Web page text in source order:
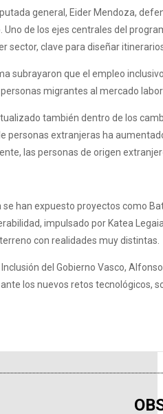
general, Eider Mendoza,
Uno de los ejes centrales del
sector, clave para diseñar
subrayaron que el empleo
migrantes al mercado
también dentro de los
personas extranjeras ha
las personas de origen
han expuesto proyectos como
impulsado por Katea
con realidades muy distintas.
del Gobierno Vasco,
los nuevos retos tecnológicos,